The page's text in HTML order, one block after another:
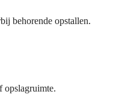
behorende opstallen.
opslagruimte.